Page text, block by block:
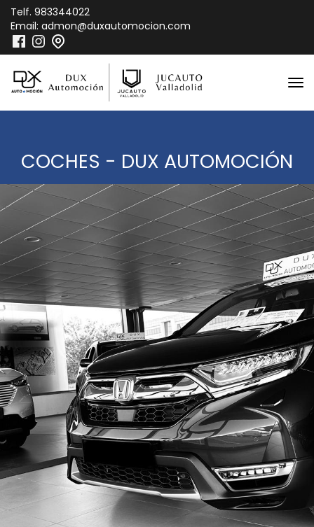
Telf. 983344022
Email: admon@duxautomocion.com
COCHES - DUX AUTOMOCIÓN